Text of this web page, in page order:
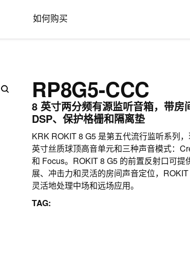
如何购买
RP8G5-CCC
8 英寸两分频有源监听音箱，带房
DSP、保护格栅和隔离垫
KRK ROKIT 8 G5 是第五代流行监听系列
英寸丝质球顶高音单元和三种声音模式：
和 Focus。ROKIT 8 G5 的前置反射口可提
展、冲击力和灵活的房间声音定位，
灵活地处理中场和远场应用。
TAG: